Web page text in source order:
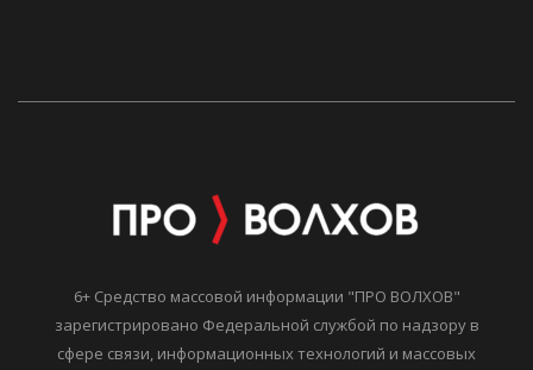
6+ Средство массовой информации "ПРО ВОЛХОВ"